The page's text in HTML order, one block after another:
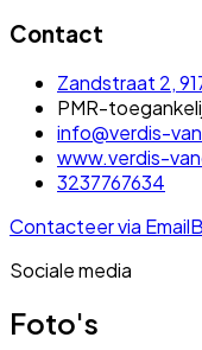
Contact
Zandstraat 2,
PMR-
info@verdis-
www.verdis-
3237767634
Contacteer via Email
Sociale media
Foto's